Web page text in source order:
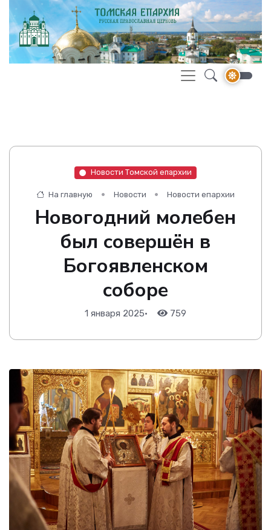
Новости Томской епархии
На главную Новости Новости епархии
Новогодний молебен
был совершён в
Богоявленском
соборе
1 января 2025• 759